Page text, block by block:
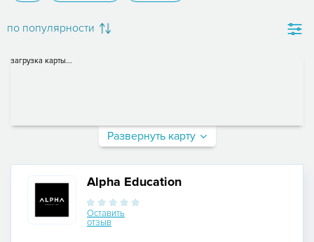
по популярности
загрузка карты...
Развернуть карту
Alpha Education
Оставить
отзыв